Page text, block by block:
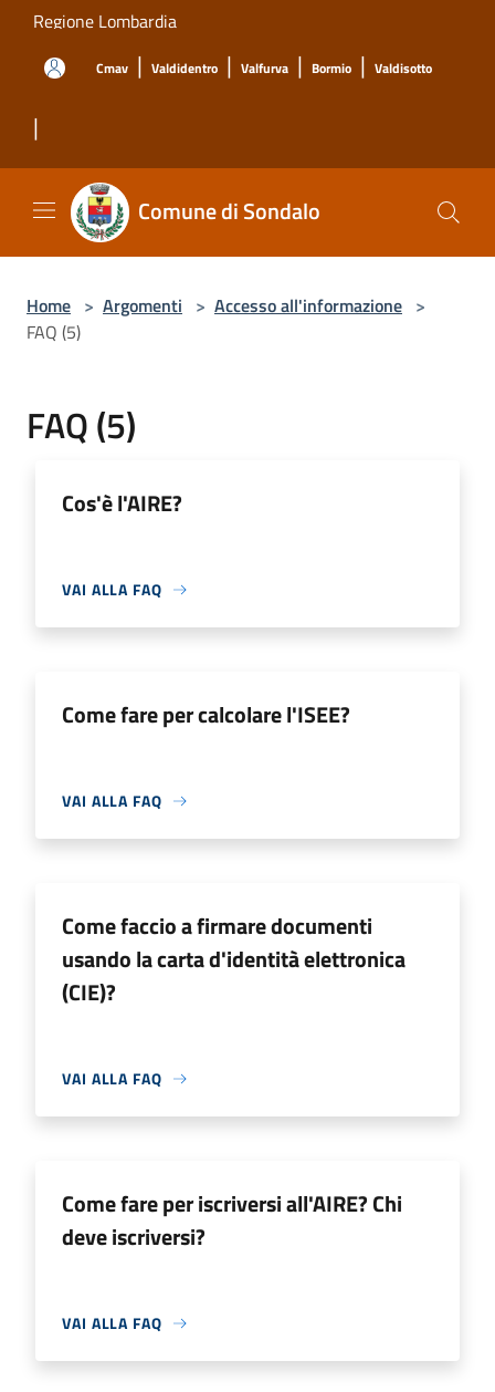
Salta al contenuto principale
Regione Lombardia
Cmav | Valdidentro | Valfurva | Bormio | Valdisotto
|
Comune di Sondalo
Home > Argomenti > Accesso all'informazione >
FAQ (5)
FAQ (5)
Cos'è l'AIRE?
VAI ALLA FAQ
Come fare per calcolare l'ISEE?
VAI ALLA FAQ
Come faccio a firmare documenti
usando la carta d'identità elettronica
(CIE)?
VAI ALLA FAQ
Come fare per iscriversi all'AIRE? Chi
deve iscriversi?
VAI ALLA FAQ